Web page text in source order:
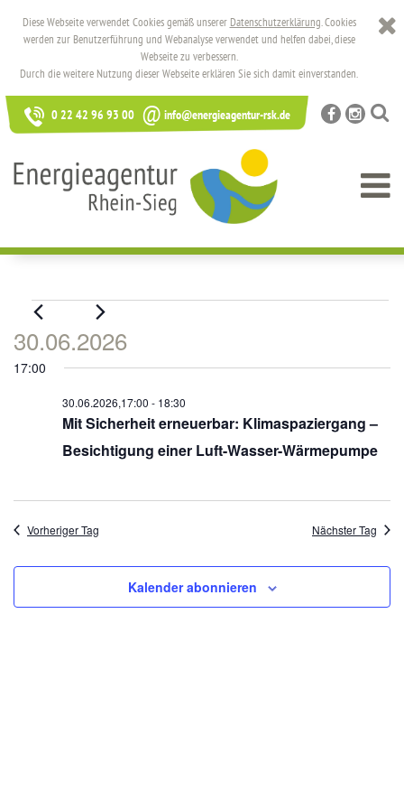
0 22 42 96 93 00 @ info@energieagentur-rsk.de
Veranstaltungen
für
30.06.2026
30.06.2026
Datum
17:00
Mit Sicherheit erneuerbar: Klimaspaziergang –
Besichtigung einer Luft-Wasser-Wärmepumpe
30.06.2026,17:00 - 18:30
Vorheriger Tag Nächster Tag
Kalender abonnieren
Diese Webseite verwendet Cookies gemäß unserer Datenschutzerklärung. Cookies
werden zur Benutzerführung und Webanalyse verwendet und helfen dabei, diese
Webseite zu verbessern.
Durch die weitere Nutzung dieser Webseite erklären Sie sich damit einverstanden.